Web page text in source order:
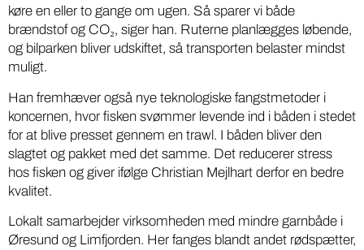
køre en eller to gange om ugen. Så sparer vi både
brændstof og CO₂, siger han. Ruterne planlægges løbende,
og bilparken bliver udskiftet, så transporten belaster mindst
muligt.
Han fremhæver også nye teknologiske fangstmetoder i
koncernen, hvor fisken svømmer levende ind i båden i stedet
for at blive presset gennem en trawl. I båden bliver den
slagtet og pakket med det samme. Det reducerer stress
hos fisken og giver ifølge Christian Mejlhart derfor en bedre
kvalitet.
Lokalt samarbejder virksomheden med mindre garnbåde i
Øresund og Limfjorden. Her fanges blandt andet rødspætter,